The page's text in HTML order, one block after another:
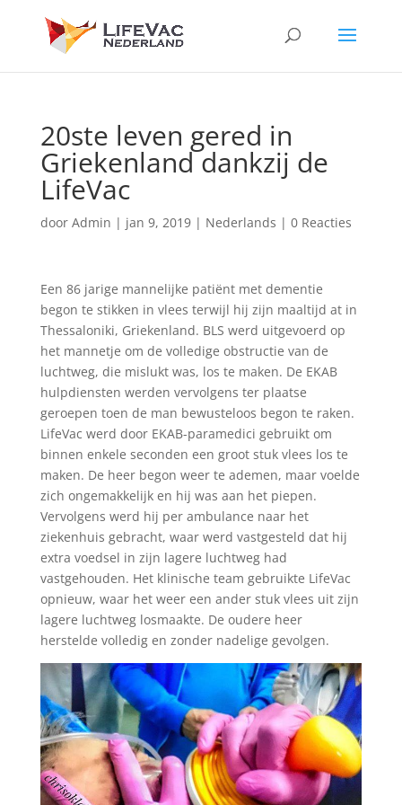
20ste leven gered in
Griekenland dankzij de
LifeVac
door Admin | jan 9, 2019| Nederlands | 0 Reacties
Een 86 jarige mannelijke patiënt met dementie
begon te stikken in vlees terwijl hij zijn maaltijd at in
Thessaloniki, Griekenland. BLS werd uitgevoerd op
het mannetje om de volledige obstructie van de
luchtweg, die mislukt was, los te maken. De EKAB
hulpdiensten werden vervolgens ter plaatse
geroepen toen de man bewusteloos begon te raken.
LifeVac werd door EKAB-paramedici gebruikt om
binnen enkele seconden een groot stuk vlees los te
maken. De heer begon weer te ademen, maar voelde
zich ongemakkelijk en hij was aan het piepen.
Vervolgens werd hij per ambulance naar het
ziekenhuis gebracht, waar werd vastgesteld dat hij
extra voedsel in zijn lagere luchtweg had
vastgehouden. Het klinische team gebruikte LifeVac
opnieuw, waar het weer een ander stuk vlees uit zijn
lagere luchtweg losmaakte. De oudere heer
herstelde volledig en zonder nadelige gevolgen.